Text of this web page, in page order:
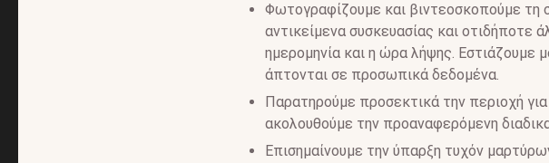
Φωτογραφίζουμε και βιντεοσκοπούμε τη
αντικείμενα συσκευασίας και οτιδήποτε
ημερομηνία και η ώρα λήψης. Εστιάζουμε
άπτονται σε προσωπικά δεδομένα.
Παρατηρούμε προσεκτικά την περιοχή
ακολουθούμε την προαναφερόμενη
Επισημαίνουμε την ύπαρξη τυχόν